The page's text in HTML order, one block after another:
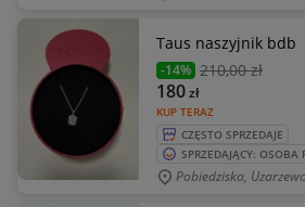
Taus naszyjnik bdb
-14% 210,00 zł
KUP TERAZ
180zł
CZĘSTO SPRZEDAJE
SPRZEDAJĄCY: OSOBA
Pobiedziska,